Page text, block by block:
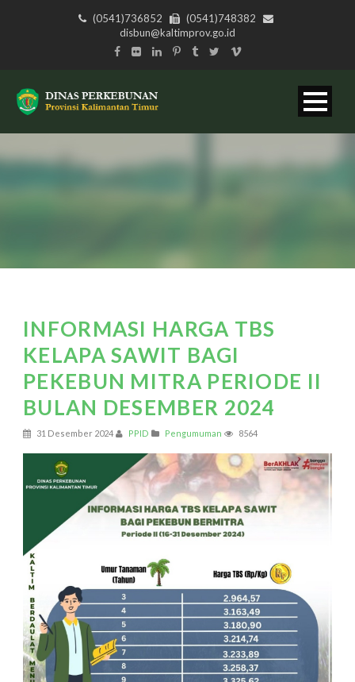
(0541)736852
(0541)748382
disbun@kaltimprov.go.id
INFORMASI HARGA TBS
KELAPA SAWIT BAGI
PEKEBUN MITRA PERIODE II
BULAN DESEMBER 2024
31 Desember 2024 PPID Pengumuman 8564